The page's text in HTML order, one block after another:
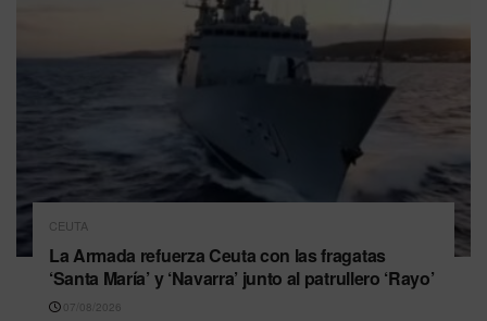
CEUTA
La Armada refuerza Ceuta con las fragatas
‘Santa María’ y ‘Navarra’ junto al patrullero ‘Rayo’
07/08/2026